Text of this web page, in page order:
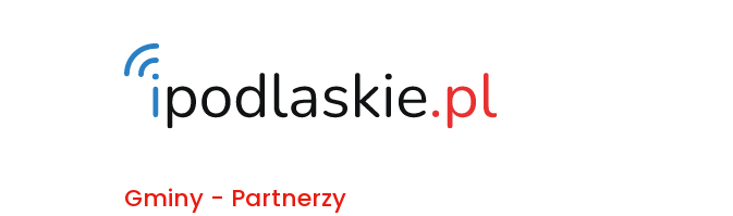
Gminy - Partnerzy